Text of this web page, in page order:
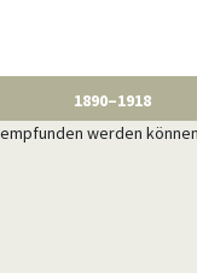
1890–1918
werden